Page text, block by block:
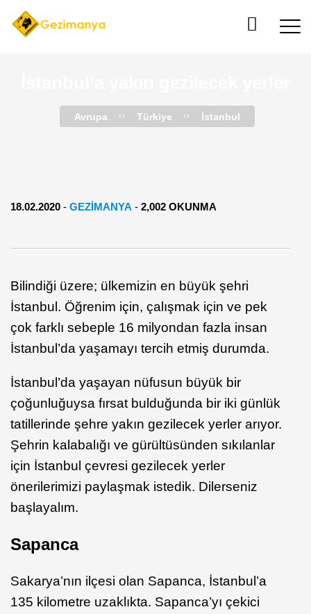
Avrupa Türkiye İstanbul
18.02.2020 - GEZIMANYA - 2,002 OKUNMA
Bilindiği üzere; ülkemizin en büyük şehri
İstanbul. Öğrenim için, çalışmak için ve pek
çok farklı sebeple 16 milyondan fazla insan
İstanbul’da yaşamayı tercih etmiş durumda.
İstanbul’da yaşayan nüfusun büyük bir
çoğunluğuysa fırsat bulduğunda bir iki günlük
tatillerinde şehre yakın gezilecek yerler arıyor.
Şehrin kalabalığı ve gürültüsünden sıkılanlar
için İstanbul çevresi gezilecek yerler
önerilerimizi paylaşmak istedik. Dilerseniz
başlayalım.
Sapanca
Sakarya’nın ilçesi olan Sapanca, İstanbul’a
135 kilometre uzaklıkta. Sapanca’yı çekici